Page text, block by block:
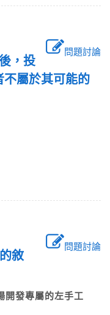
問題討論
，投
屬於其可能的
問題討論
敘
開發專屬的左手工